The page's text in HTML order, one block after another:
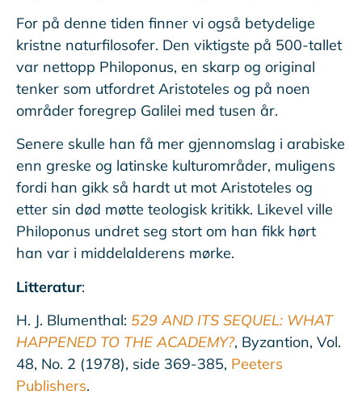
For på denne tiden finner vi også betydelige
kristne naturfilosofer. Den viktigste på 500-tallet
var nettopp Philoponus, en skarp og original
tenker som utfordret Aristoteles og på noen
områder foregrep Galilei med tusen år.
Senere skulle han få mer gjennomslag i arabiske
enn greske og latinske kulturområder, muligens
fordi han gikk så hardt ut mot Aristoteles og
etter sin død møtte teologisk kritikk. Likevel ville
Philoponus undret seg stort om han fikk hørt
han var i middelalderens mørke.
Litteratur:
H. J. Blumenthal: 529 AND ITS SEQUEL: WHAT
HAPPENED TO THE ACADEMY?, Byzantion, Vol.
48, No. 2 (1978), side 369-385, Peeters
Publishers.